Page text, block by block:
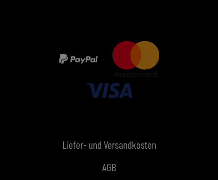
Liefer- und Versandkosten
AGB